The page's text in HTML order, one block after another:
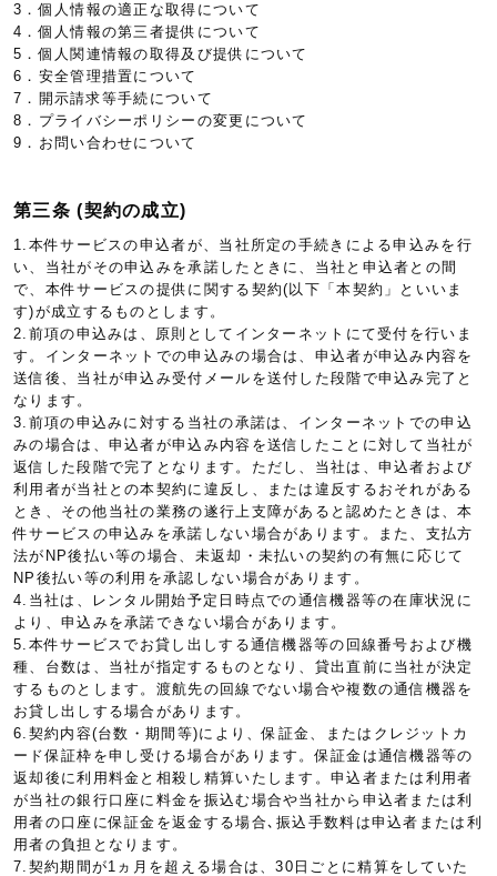
3．個人情報の適正な取得について
4．個人情報の第三者提供について
5．個人関連情報の取得及び提供について
6．安全管理措置について
7．開示請求等手続について
8．プライバシーポリシーの変更について
9．お問い合わせについて
第三条 (契約の成立)
1.本件サービスの申込者が、当社所定の手続きによる申込みを行
い、当社がその申込みを承諾したときに、当社と申込者との間
で、本件サービスの提供に関する契約(以下「本契約」といいま
す)が成立するものとします。
2.前項の申込みは、原則としてインターネットにて受付を行いま
す。インターネットでの申込みの場合は、申込者が申込み内容を
送信後、当社が申込み受付メールを送付した段階で申込み完了と
なります。
3.前項の申込みに対する当社の承諾は、インターネットでの申込
みの場合は、申込者が申込み内容を送信したことに対して当社が
返信した段階で完了となります。ただし、当社は、申込者および
利用者が当社との本契約に違反し、または違反するおそれがある
とき、その他当社の業務の遂行上支障があると認めたときは、本
件サービスの申込みを承諾しない場合があります。また、支払方
法がNP後払い等の場合、未返却・未払いの契約の有無に応じて
NP後払い等の利用を承認しない場合があります。
4.当社は、レンタル開始予定日時点での通信機器等の在庫状況に
より、申込みを承諾できない場合があります。
5.本件サービスでお貸し出しする通信機器等の回線番号および機
種、台数は、当社が指定するものとなり、貸出直前に当社が決定
するものとします。渡航先の回線でない場合や複数の通信機器を
お貸し出しする場合があります。
6.契約内容(台数・期間等)により、保証金、またはクレジットカ
ード保証枠を申し受ける場合があります。保証金は通信機器等の
返却後に利用料金と相殺し精算いたします。申込者または利用者
が当社の銀行口座に料金を振込む場合や当社から申込者または利
用者の口座に保証金を返金する場合､振込手数料は申込者または利
用者の負担となります。
7.契約期間が1ヵ月を超える場合は、30日ごとに精算をしていた